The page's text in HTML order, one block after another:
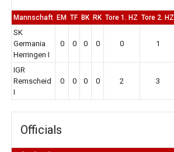
Mannschaft EM TF BK RK Tore 1. HZ Tore 2. HZ
SK
Germania
Herringen I
0 0 0 0 0 1
IGR
Remscheid
I
0 0 0 0 2 3
Officials